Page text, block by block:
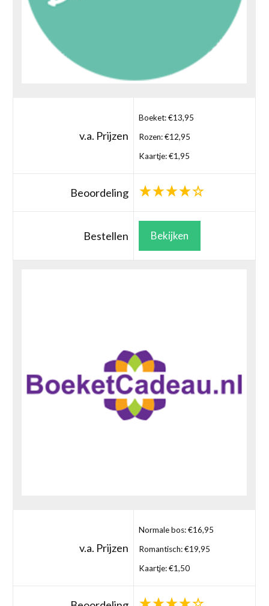
v.a. Prijzen
Boeket: €13,95
Rozen: €12,95
Kaartje: €1,95
Beoordeling
Bestellen Bekijken
v.a. Prijzen
Normale bos: €16,95
Romantisch: €19,95
Kaartje: €1,50